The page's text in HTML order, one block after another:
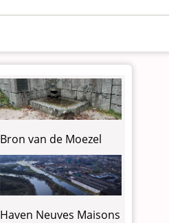
Bron van de Moezel
Haven Neuves Maisons